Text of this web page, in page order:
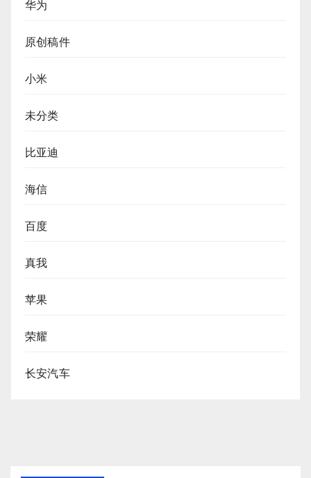
华为
原创稿件
小米
未分类
比亚迪
海信
百度
真我
苹果
荣耀
长安汽车